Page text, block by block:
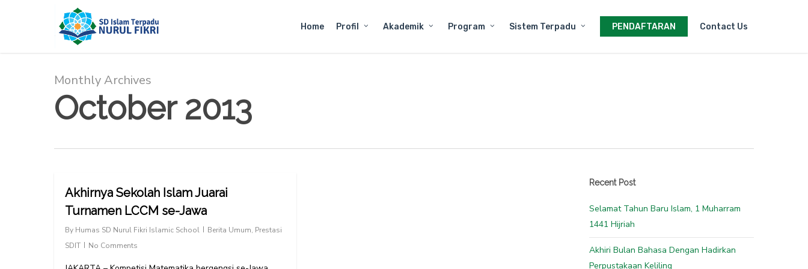
Home Profil Akademik Program Sistem Terpadu PENDAFTARAN Contact Us
Monthly Archives
October 2013
Akhirnya Sekolah Islam Juarai
Turnamen LCCM se-Jawa
By Humas SD Nurul Fikri Islamic School Berita Umum, Prestasi
SDIT
No Comments
Recent Post
Selamat Tahun Baru Islam, 1 Muharram
1441 Hijriah
Akhiri Bulan Bahasa Dengan Hadirkan
Perpustakaan Keliling